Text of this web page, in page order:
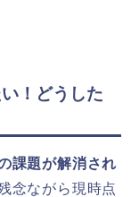
！どうした
課題が解消され
念ながら現時点